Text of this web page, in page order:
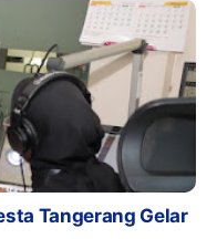
Tangerang Gelar